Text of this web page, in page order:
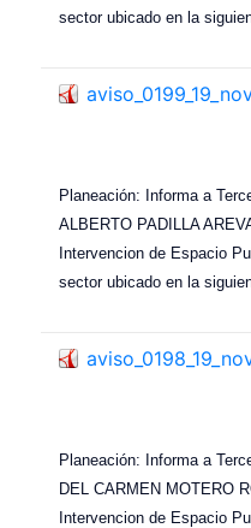
sector ubicado en la
Planeación: Informa a
ALBERTO PADILLA
Intervencion de Espacio
sector ubicado en la
Planeación: Informa a
DEL CARMEN MOTERO
Intervencion de Espacio